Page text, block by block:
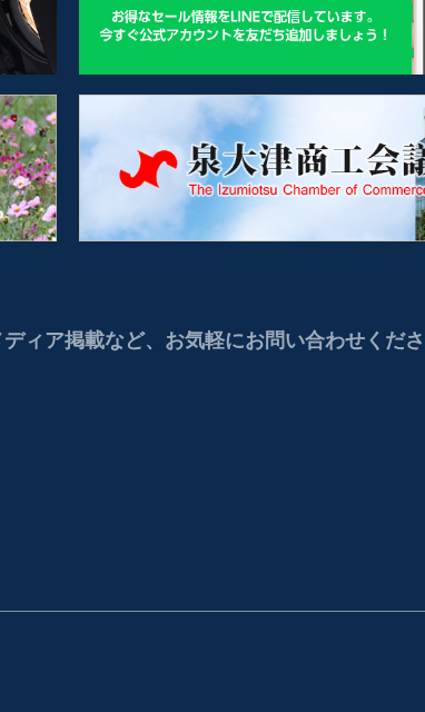
ィア掲載など、お気軽にお問い合わせくだ